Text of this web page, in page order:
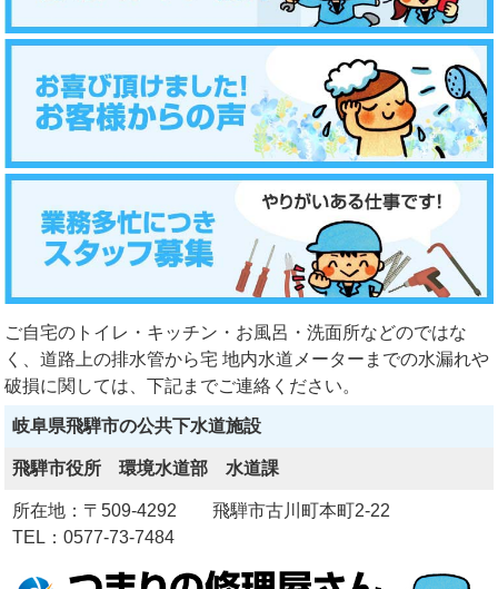
ご自宅のトイレ・キッチン・お風呂・洗面所などのではな
く、道路上の排水管から宅 地内水道メーターまでの水漏れや
破損に関しては、下記までご連絡ください。
岐阜県飛騨市の公共下水道施設
飛騨市役所 環境水道部 水道課
所在地：〒509-4292 飛騨市古川町本町2-22
TEL：0577-73-7484